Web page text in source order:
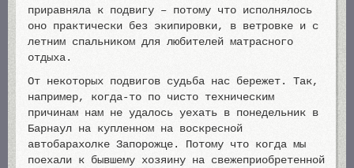
приравняла к подвигу – потому что исполнялось
оно практически без экипировки, в ветровке и с
летним спальником для любителей матрасного
отдыха.
От некоторых подвигов судьба нас бережет. Так,
например, когда-то по чисто техническим
причинам нам не удалось уехать в понедельник в
Барнаул на купленном на воскресной
автобарахолке Запорожце. Потому что когда мы
поехали к бывшему хозяину на свежеприобретенной